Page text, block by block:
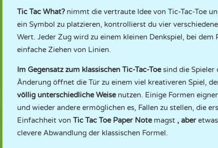
Tic Tac What?nimmt die vertraute Idee von Tic-Tac-Toe
ein Symbol zu platzieren, kontrollierst du vier
Wert. Jeder Zug wird zu einem kleinen Denkspiel, bei
einfache Ziehen von Linien.
Im Gegensatz zum klassischen Tic-Tac-Toesind die Spieler
Änderung öffnet die Tür zu einem viel kreativeren Spiel,
völlig unterschiedliche Weisenutzen. Einige Formen
und wieder andere ermöglichen es, Fallen zu stellen, die
Einfachheit von Tic Tac Toe Paper Note magst , aber
clevere Abwandlung der klassischen Formel.